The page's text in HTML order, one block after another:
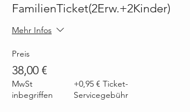
FamilienTicket(2Erw.+2Kinder)
Mehr Infos
Preis
38,00 €
MwSt
inbegriffen
+0,95 € Ticket-
Servicegebühr